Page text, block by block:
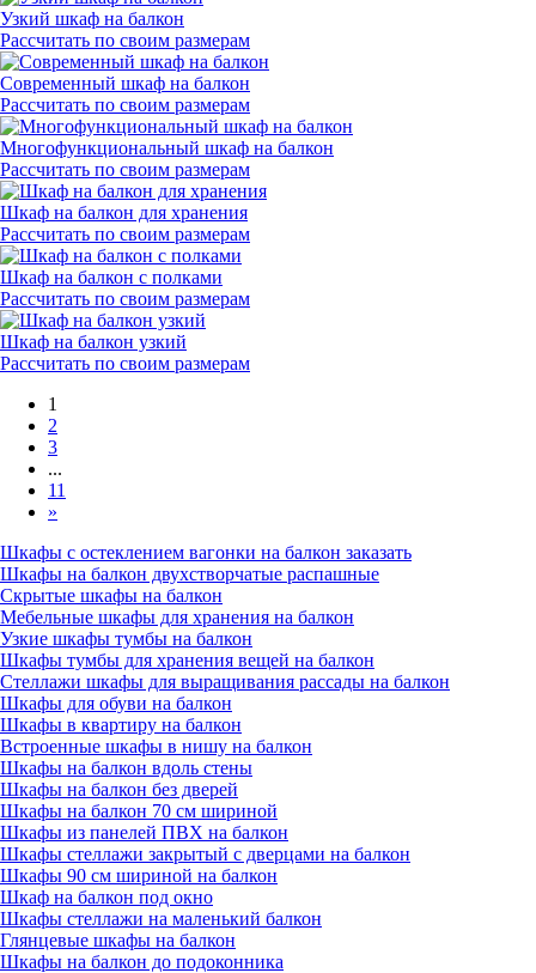
Узкий шкаф на балкон
Рассчитать по своим размерам
Современный шкаф на балкон
Рассчитать по своим размерам
Многофункциональный шкаф на балкон
Рассчитать по своим размерам
Шкаф на балкон для хранения
Рассчитать по своим размерам
Шкаф на балкон с полками
Рассчитать по своим размерам
Шкаф на балкон узкий
Рассчитать по своим размерам
1
2
3
...
11
»
Шкафы с остеклением вагонки на балкон заказать
Шкафы на балкон двухстворчатые распашные
Скрытые шкафы на балкон
Мебельные шкафы для хранения на балкон
Узкие шкафы тумбы на балкон
Шкафы тумбы для хранения вещей на балкон
Стеллажи шкафы для выращивания рассады на балкон
Шкафы для обуви на балкон
Шкафы в квартиру на балкон
Встроенные шкафы в нишу на балкон
Шкафы на балкон вдоль стены
Шкафы на балкон без дверей
Шкафы на балкон 70 см шириной
Шкафы из панелей ПВХ на балкон
Шкафы стеллажи закрытый с дверцами на балкон
Шкафы 90 см шириной на балкон
Шкаф на балкон под окно
Шкафы стеллажи на маленький балкон
Глянцевые шкафы на балкон
Шкафы на балкон до подоконника